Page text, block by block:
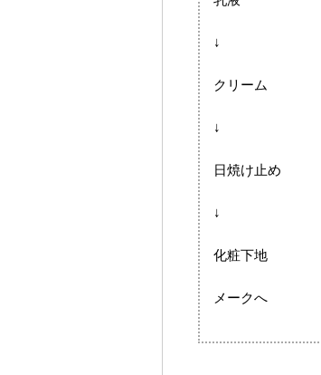
↓
クリーム
↓
日焼け止め
↓
化粧下地
メークへ